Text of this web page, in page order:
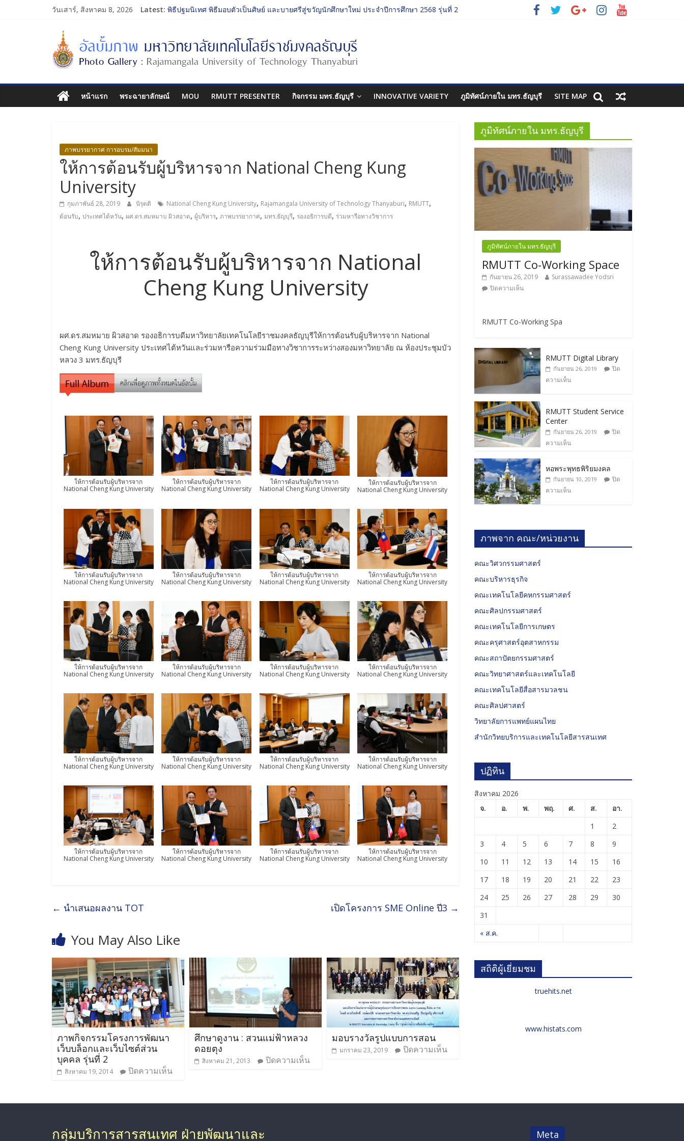
วันเสาร์, สิงหาคม 8, 2026 Latest: พิธีปฐมนิเทศ พิธีมอบตัวเป็นศิษย์ และบายศรีสู่ขวัญนักศึกษาใหม่ ประจำปีการศึกษา 2568 รุ่นที่ 2
รับน้องเข้าคณะศิลปกรรมศาสตร์ “โยนลูกรักษ์”
พิธีปฐมนิเทศ พิธีมอบตัวเป็นศิษย์ และบายศรีสู่ขวัญนักศึกษาใหม่ ประจำปีการศึกษา 2568 รุ่นที่ 3
หน้าแรก พระฉายาลักษณ์ MOU RMUTT PRESENTER กิจกรรม มทร.ธัญบุรี INNOVATIVE VARIETY ภูมิทัศน์ภายใน มทร.ธัญบุรี SITE MAP
ภาพบรรยากาศ การอบรม/สัมมนา
ให้การต้อนรับผู้บริหารจาก National Cheng Kung
University
กุมภาพันธ์ 28, 2019 นิรุตติ National Cheng Kung University, Rajamangala University of Technology Thanyaburi, RMUTT,
ต้อนรับ, ประเทศไต้หวัน, ผศ.ดร.สมหมาบ ผิวสอาด, ผู้บริหาร, ภาพบรรยากาศ, มทร.ธัญบุรี, รองอธิการบดี, ร่วมหารือทางวิชาการ
ให้การต้อนรับผู้บริหารจาก National
Cheng Kung University
ผศ.ดร.สมหมาย ผิวสอาด รองอธิการบดีมหาวิทยาลัยเทคโนโลยีราชมงคลธัญบุรีให้การต้อนรับผู้บริหารจาก National
Cheng Kung University ประเทศไต้หวันและร่วมหารือความร่วมมือทางวิชาการระหว่างสองมหาวิทยาลัย ณ ห้องประชุมบัว
หลวง 3 มทร.ธัญบุรี
ให้การต้อนรับผู้บริหารจาก
National Cheng Kung University
ให้การต้อนรับผู้บริหารจาก
National Cheng Kung University
ให้การต้อนรับผู้บริหารจาก
National Cheng Kung University
ให้การต้อนรับผู้บริหารจาก
National Cheng Kung University
ให้การต้อนรับผู้บริหารจาก
National Cheng Kung University
ให้การต้อนรับผู้บริหารจาก
National Cheng Kung University
ให้การต้อนรับผู้บริหารจาก
National Cheng Kung University
ให้การต้อนรับผู้บริหารจาก
National Cheng Kung University
ให้การต้อนรับผู้บริหารจาก
National Cheng Kung University
ให้การต้อนรับผู้บริหารจาก
National Cheng Kung University
ให้การต้อนรับผู้บริหารจาก
National Cheng Kung University
ให้การต้อนรับผู้บริหารจาก
National Cheng Kung University
ให้การต้อนรับผู้บริหารจาก
National Cheng Kung University
ให้การต้อนรับผู้บริหารจาก
National Cheng Kung University
ให้การต้อนรับผู้บริหารจาก
National Cheng Kung University
ให้การต้อนรับผู้บริหารจาก
National Cheng Kung University
ให้การต้อนรับผู้บริหารจาก
National Cheng Kung University
ให้การต้อนรับผู้บริหารจาก
National Cheng Kung University
ให้การต้อนรับผู้บริหารจาก
National Cheng Kung University
ให้การต้อนรับผู้บริหารจาก
National Cheng Kung University
← นำเสนอผลงาน TOT เปิดโครงการ SME Online ปี3 →
You May Also Like
ภาพกิจกรรมโครงการพัฒนา
เว็บบล็อกและเว็บไซต์ส่วน
บุคคล รุ่นที่ 2
สิงหาคม 19, 2014 ปิดความเห็น
ศึกษาดูงาน : สวนแม่ฟ้าหลวง
ดอยตุง
สิงหาคม 21, 2013 ปิดความเห็น
มอบรางวัลรูปแบบการสอน
มกราคม 23, 2019 ปิดความเห็น
ภูมิทัศน์ภายใน มทร.ธัญบุรี
ภูมิทัศน์ภายใน มทร.ธัญบุรี
RMUTT Co-Working Space
กันยายน 26, 2019
Surassawadee Yodsri
ปิดความเห็น
RMUTT Co-Working Spa
RMUTT Digital Library
กันยายน 26, 2019
ปิด
ความเห็น
RMUTT Student Service
Center
กันยายน 26, 2019
ปิด
ความเห็น
หอพระพุทธพิริยมงคล
กันยายน 10, 2019
ปิด
ความเห็น
ภาพจาก คณะ/หน่วยงาน
คณะวิศวกรรมศาสตร์
คณะบริหารธุรกิจ
คณะเทคโนโลยีคหกรรมศาสตร์
คณะศิลปกรรมศาสตร์
คณะเทคโนโลยีการเกษตร
คณะครุศาสตร์อุตสาหกรรม
คณะสถาปัตยกรรมศาสตร์
คณะวิทยาศาสตร์และเทคโนโลยี
คณะเทคโนโลยีสื่อสารมวลชน
คณะศิลปศาสตร์
วิทยาลัยการแพทย์แผนไทย
สำนักวิทยบริการและเทคโนโลยีสารสนเทศ
ปฏิทิน
สิงหาคม 2026
จ.
อ. พ. พฤ. ศ. ส. อา.
« ส.ค.
1
2
3
4 5 6 7 8
9
10
11 12 13 14 15
16
17
18 19 20 21 22
23
24
25 26 27 28 29
30
31
สถิติผู้เยี่ยมชม
truehits.net
www.histats.com
กลุ่มบริการสารสนเทศ ฝ่ายพัฒนาและ
Meta